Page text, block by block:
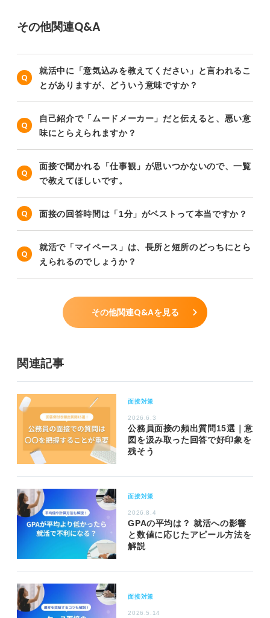
その他関連Q&A
就活中に「意気込みを教えてください」と言われるこ
とがありますが、どういう意味ですか？
自己紹介で「ムードメーカー」だと伝えると、悪い意
味にとらえられますか？
面接で聞かれる「仕事観」が思いつかないので、一覧
で教えてほしいです。
面接の回答時間は「1分」がベストって本当ですか？
就活で「マイペース」は、長所と短所のどっちにとら
えられるのでしょうか？
その他関連Q&Aを見る
関連記事
面接対策
2026.6.3
公務員面接の頻出質問15選｜意
図を汲み取った回答で好印象を
残そう
面接対策
2026.8.4
GPAの平均は？ 就活への影響
と数値に応じたアピール方法を
解説
面接対策
2026.5.14